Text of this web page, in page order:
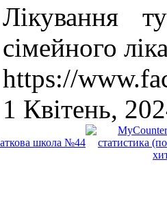
Лікування
сімейного
https://
1 Квітень,
школа №44